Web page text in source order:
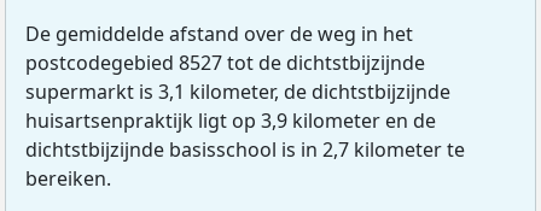
De gemiddelde afstand over de weg in het
postcodegebied 8527 tot de dichtstbijzijnde
supermarkt is 3,1 kilometer, de dichtstbijzijnde
huisartsenpraktijk ligt op 3,9 kilometer en de
dichtstbijzijnde basisschool is in 2,7 kilometer te
bereiken.